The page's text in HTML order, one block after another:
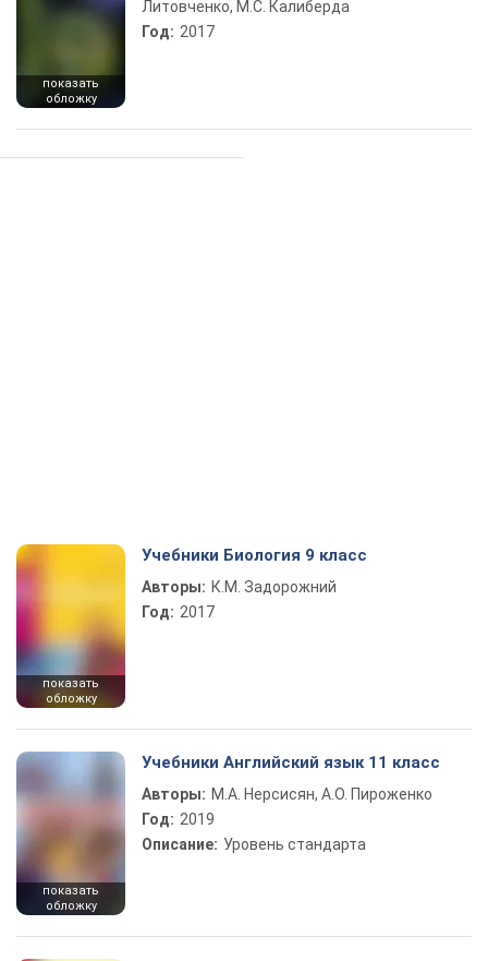
показать
обложку
Литовченко, М.С. Калиберда
Год: 2017
показать
обложку
Учебники Биология 9 класс
Авторы: К.М. Задорожний
Год: 2017
показать
обложку
Учебники Английский язык 11 класс
Авторы: М.А. Нерсисян, А.О. Пироженко
Год: 2019
Описание: Уровень стандарта